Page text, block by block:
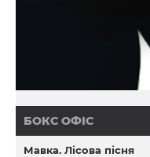
БОКС ОФІС
Мавка. Лісова пісня